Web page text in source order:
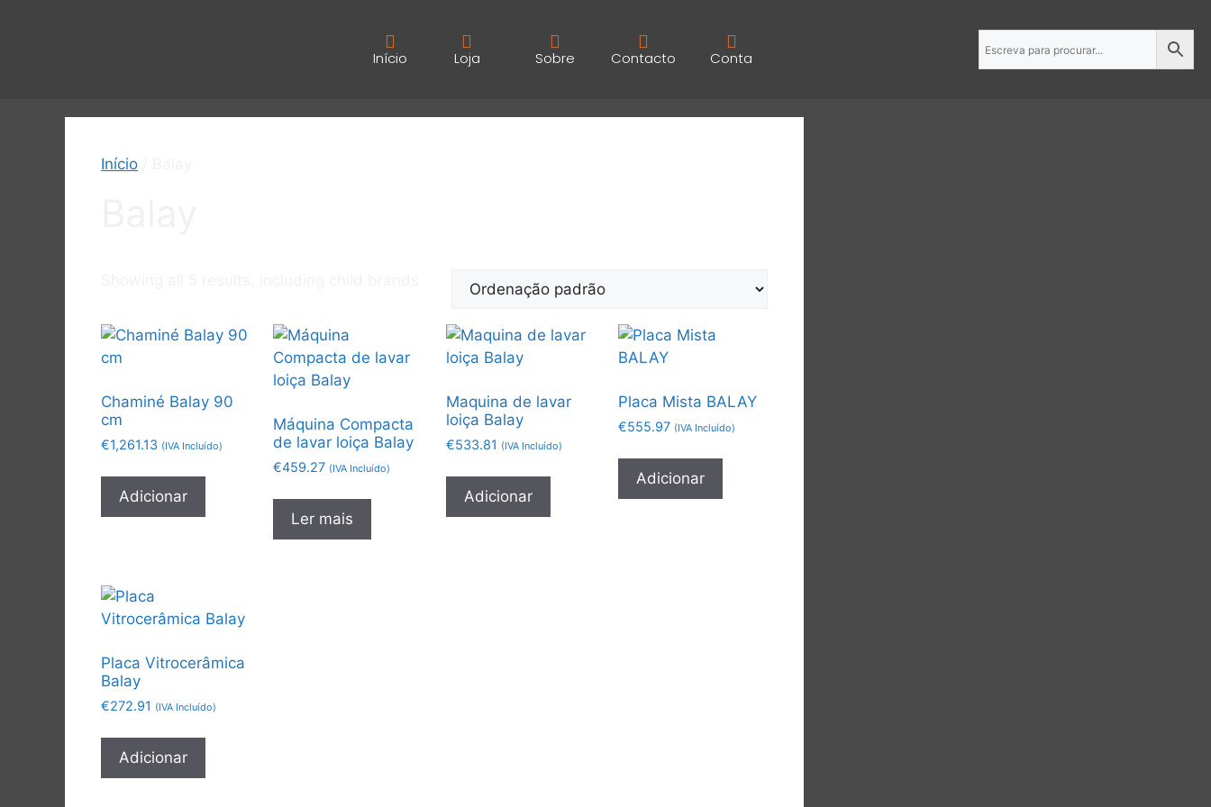
Início Loja Sobre Contacto Conta
Início
Chaminé Balay 90
cm
€1,261.13 (IVA Incluído)
Adicionar
Máquina Compacta
de lavar loiça Balay
€459.27 (IVA Incluído)
Ler mais
Maquina de lavar
loiça Balay
€533.81 (IVA Incluído)
Adicionar
Placa Mista BALAY
€555.97 (IVA Incluído)
Adicionar
Placa Vitrocerâmica
Balay
€272.91 (IVA Incluído)
Adicionar